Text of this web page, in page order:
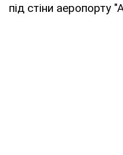
під стіни аеропорту